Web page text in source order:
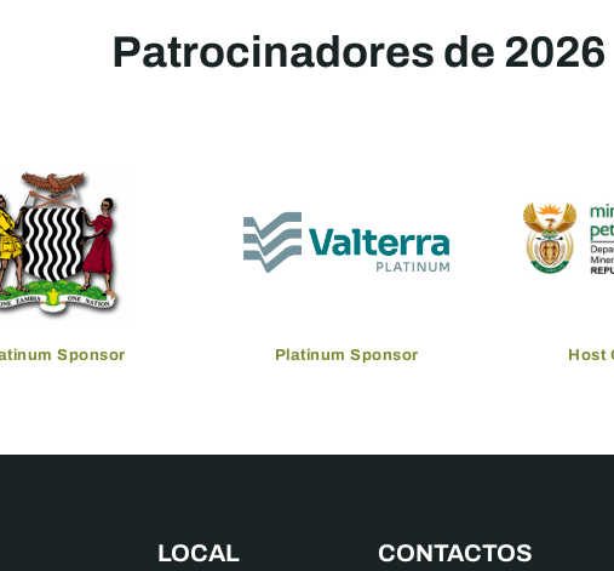
Patrocinadores de 2026
Sponsor Platinum Sponsor Host
LOCAL CONTACTOS